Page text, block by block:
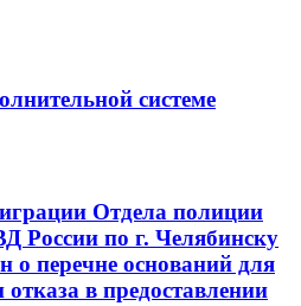
системе
Отдела полиции
России по г. Челябинску
о перечне оснований для
в предоставлении